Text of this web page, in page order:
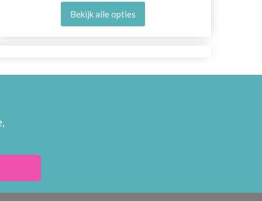
Bekijk alle opties